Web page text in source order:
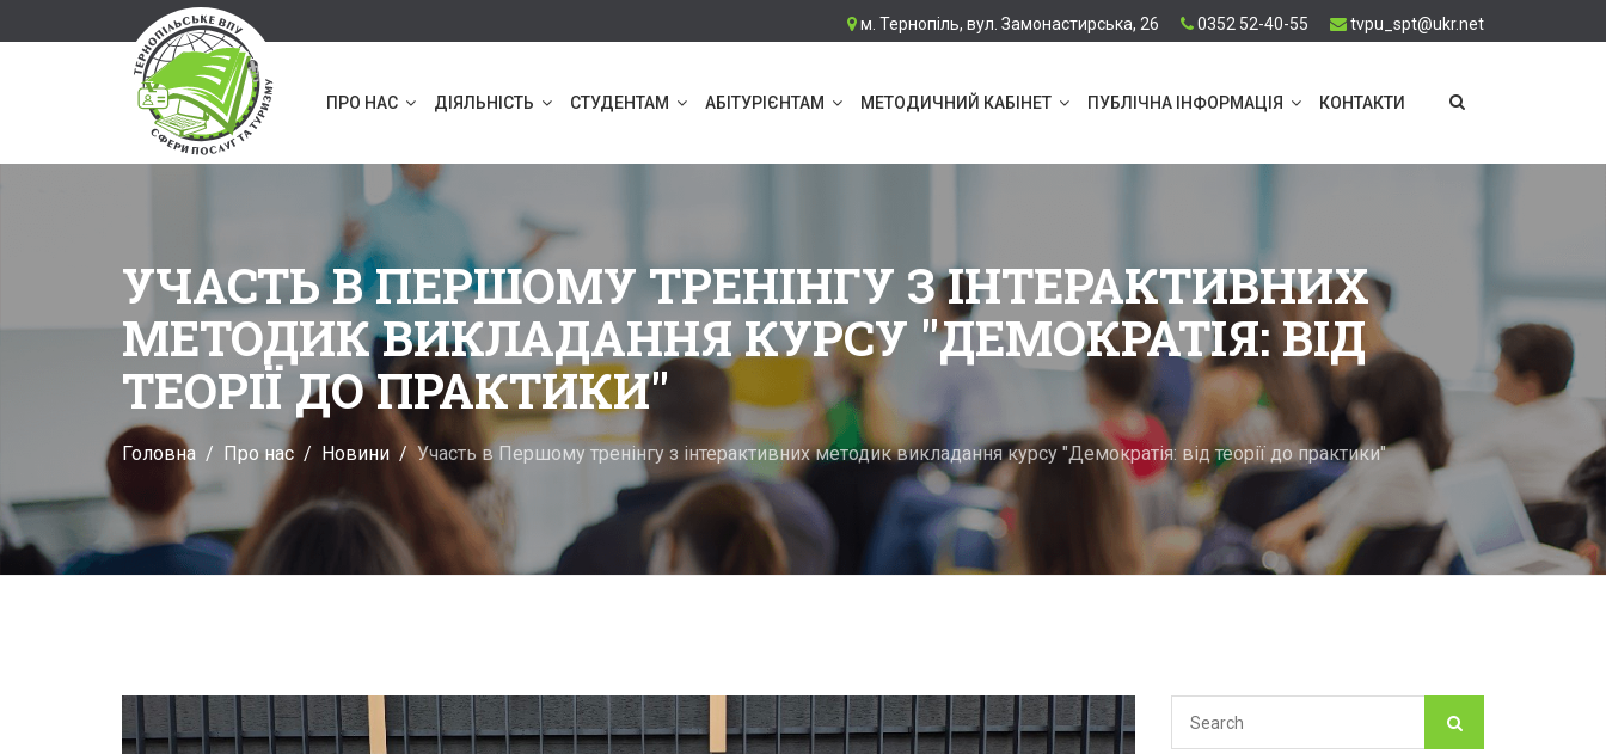
м. Тернопіль, вул. Замонастирська, 26 0352 52-40-55 tvpu_spt@ukr.net
ПРО НАС ДІЯЛЬНІСТЬ СТУДЕНТАМ АБІТУРІЄНТАМ МЕТОДИЧНИЙ КАБІНЕТ ПУБЛІЧНА ІНФОРМАЦІЯ КОНТАКТИ
УЧАСТЬ В ПЕРШОМУ ТРЕНІНГУ З ІНТЕРАКТИВНИХ
МЕТОДИК ВИКЛАДАННЯ КУРСУ "ДЕМОКРАТІЯ: ВІД
ТЕОРІЇ ДО ПРАКТИКИ"
Головна Про нас Новини Участь в Першому тренінгу з інтерактивних методик викладання курсу "Демократія: від теорії до практики"